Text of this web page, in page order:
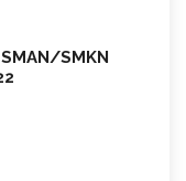
SMKN